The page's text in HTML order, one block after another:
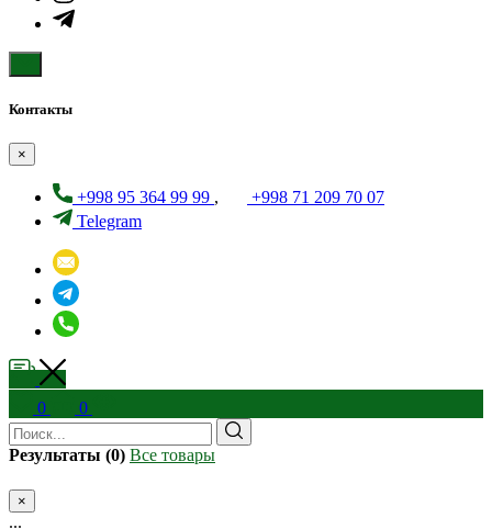
Контакты
×
+998 95 364 99 99 ,
+998 71 209 70 07
Telegram
0 0
Результаты (0) Все товары
×
...